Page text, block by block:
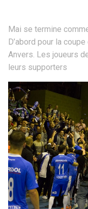
Mai se termine
D’abord pour la
Anvers. Les joueurs
leurs supporters